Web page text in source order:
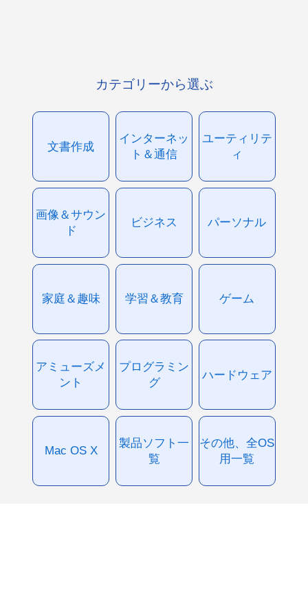
カテゴリーから選ぶ
文書作成
インターネッ
ト＆通信
ユーティリテ
ィ
画像＆サウン
ド
ビジネス パーソナル
家庭＆趣味 学習＆教育 ゲーム
アミューズメ
ント
プログラミン
グ
ハードウェア
Mac OS X
製品ソフト一
覧
その他、全OS
用一覧